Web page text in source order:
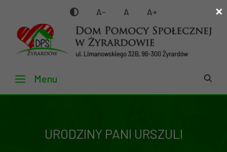
treści
A- A A+
Menu
URODZINY PANI URSZULI
×